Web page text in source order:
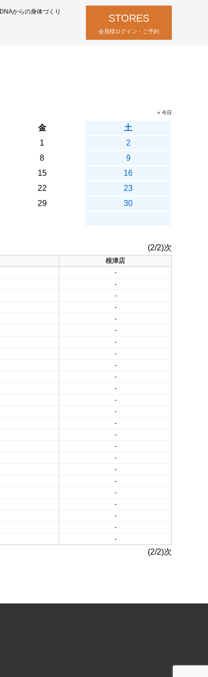
DNAからの身体づくり
STORES
会員様ログイン・ご予約
» 今日
金
土
1
2
8
9
15
16
22
23
29
30
(2/2)次
根津店
-
-
-
-
-
-
-
-
-
-
-
-
-
-
-
-
-
-
-
-
-
-
-
-
(2/2)次